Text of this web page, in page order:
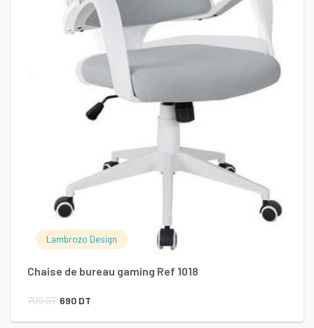
Lambrozo Design
Chaise de bureau gaming Ref 1018
700DT Le
prix
690 DT
prix